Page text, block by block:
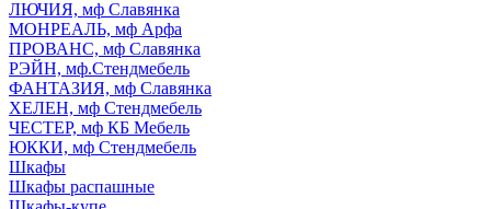
ЛЮЧИЯ, мф Славянка
МОНРЕАЛЬ, мф Арфа
ПРОВАНС, мф Славянка
РЭЙН, мф.Стендмебель
ФАНТАЗИЯ, мф Славянка
ХЕЛЕН, мф Стендмебель
ЧЕСТЕР, мф КБ Мебель
ЮККИ, мф Стендмебель
Шкафы
Шкафы распашные